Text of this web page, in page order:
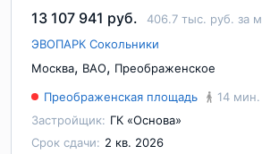
13 107 941 руб.
406.7 тыс. руб. за м
ЭВОПАРК Сокольники
Москва, ВАО, Преображенское
Преображенская площадь
14 мин.
Застройщик: ГК «Основа»
Срок сдачи: 2 кв. 2026